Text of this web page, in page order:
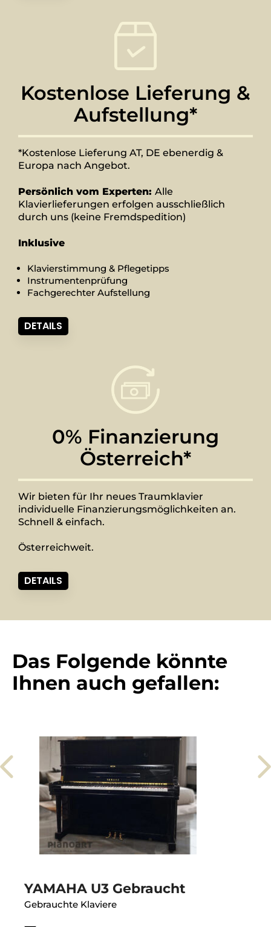
Kostenlose Lieferung &
Aufstellung*
*Kostenlose Lieferung AT, DE ebenerdig &
Europa nach Angebot.
Persönlich vom Experten: Alle
Klavierlieferungen erfolgen ausschließlich
durch uns (keine Fremdspedition)
Inklusive
Klavierstimmung & Pflegetipps
Instrumentenprüfung
Fachgerechter Aufstellung
DETAILS
0% Finanzierung
Österreich*
Wir bieten für Ihr neues Traumklavier
individuelle Finanzierungsmöglichkeiten an.
Schnell & einfach.
Österreichweit.
DETAILS
Das Folgende könnte
Ihnen auch gefallen:
YAMAHA U3 Gebraucht
Gebrauchte Klaviere